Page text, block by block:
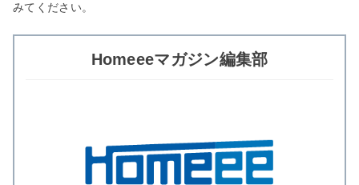
みてください。
Homeeeマガジン編集部